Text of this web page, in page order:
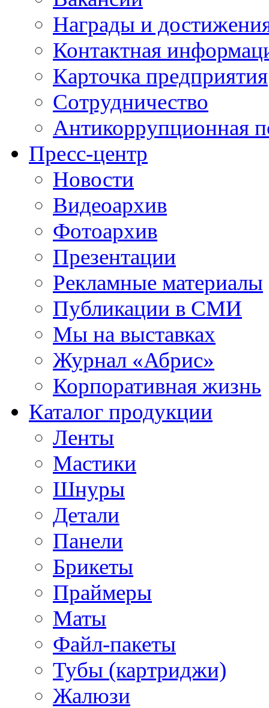
Награды и
Контактная
Карточка предприятия
Сотрудничество
Антикоррупционная
Пресс-центр
Новости
Видеоархив
Фотоархив
Презентации
Рекламные материалы
Публикации в СМИ
Мы на выставках
Журнал «Абрис»
Корпоративная жизнь
Каталог продукции
Ленты
Мастики
Шнуры
Детали
Панели
Брикеты
Праймеры
Маты
Файл-пакеты
Тубы (картриджи)
Жалюзи